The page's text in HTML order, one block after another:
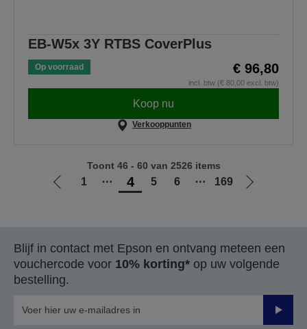
EB-W5x 3Y RTBS CoverPlus
Op voorraad € 96,80
incl. btw (€ 80,00 excl. btw)
Koop nu
Verkooppunten
Ga
1 ⋯ 4 5 6 ⋯ 169
Ga
pagina
Toont 46 - 60 van 2526 items
Blijf in contact met Epson en ontvang meteen een
vouchercode voor 10% korting* op uw volgende
bestelling.